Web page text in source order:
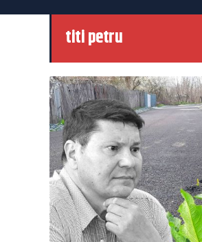
titi petru